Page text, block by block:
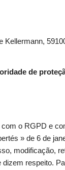
de
o RGPD e
» de 6 de
modificação,
dizem respeito.